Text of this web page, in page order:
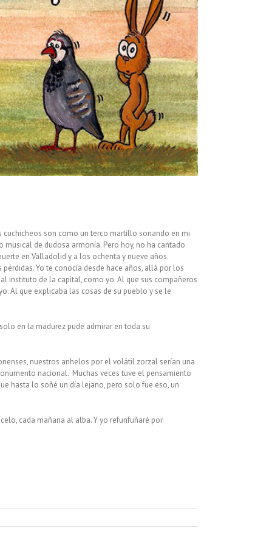
cuchicheos son como un terco martillo sonando en mi
de dudosa armonía. Pero hoy, no ha cantado
en Valladolid y a los ochenta y nueve años.
Yo te conocía desde hace años, allá por los
instituto de la capital, como yo. Al que sus compañeros
Al que explicaba las cosas de su pueblo y se le
en la madurez pude admirar en toda su
nuestros anhelos por el volátil zorzal serían una
nacional. Muchas veces tuve el pensamiento
hasta lo soñé un día lejano, pero solo fue eso, un
cada mañana al alba. Y yo refunfuñaré por